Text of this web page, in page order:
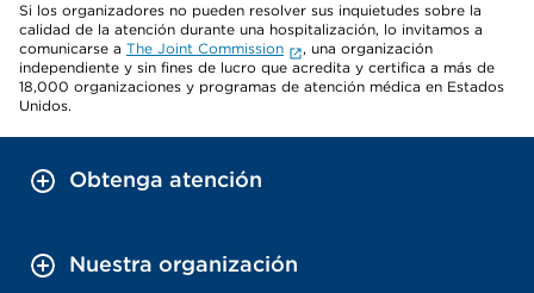
Si los organizadores no pueden resolver sus inquietudes sobre la
calidad de la atención durante una hospitalización, lo invitamos a
comunicarse a The Joint Commission
, una organización
independiente y sin fines de lucro que acredita y certifica a más de
18,000 organizaciones y programas de atención médica en Estados
Unidos.
Obtenga atención
Nuestra organización